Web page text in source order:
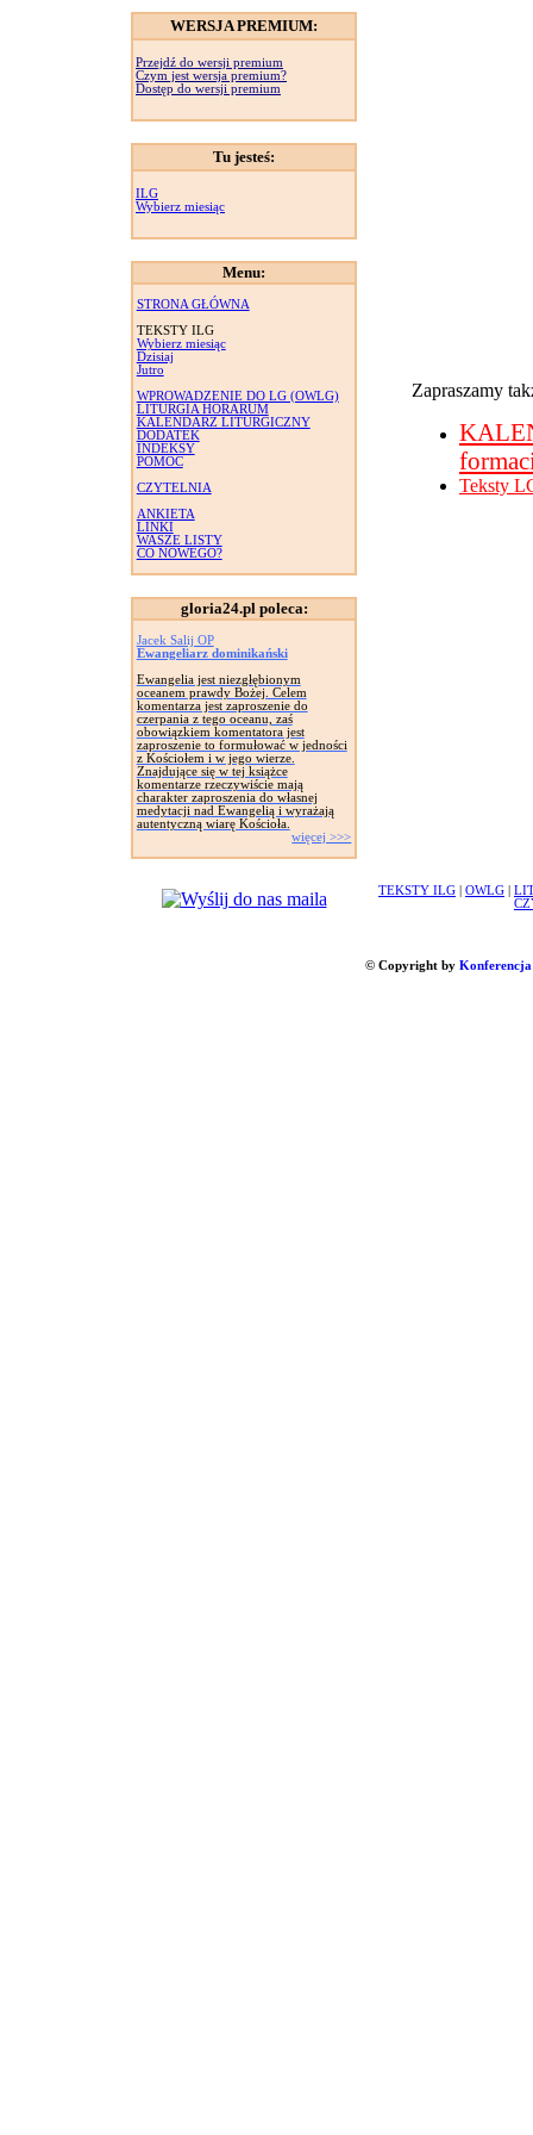
WERSJA PREMIUM:
Przejdź do wersji premium
Czym jest wersja premium?
Dostęp do wersji premium
Tu jesteś:
ILG
Wybierz miesiąc
Menu:
STRONA GŁÓWNA
TEKSTY ILG
Wybierz miesiąc
Dzisiaj
Jutro
WPROWADZENIE DO LG (OWLG)
LITURGIA HORARUM
KALENDARZ LITURGICZNY
DODATEK
INDEKSY
POMOC
CZYTELNIA
ANKIETA
LINKI
WASZE LISTY
CO NOWEGO?
gloria24.pl poleca:
Jacek Salij OP
Ewangeliarz dominikański
Ewangelia jest niezgłębionym
oceanem prawdy Bożej. Celem
komentarza jest zaproszenie do
czerpania z tego oceanu, zaś
obowiązkiem komentatora jest
zaproszenie to formułować w jedności
z Kościołem i w jego wierze.
Znajdujące się w tej książce
komentarze rzeczywiście mają
charakter zaproszenia do własnej
medytacji nad Ewangelią i wyrażają
autentyczną wiarę Kościoła.
więcej >>>
Zapraszamy
Teksty
TEKSTY ILG OWLG
© Copyright by Konferencja